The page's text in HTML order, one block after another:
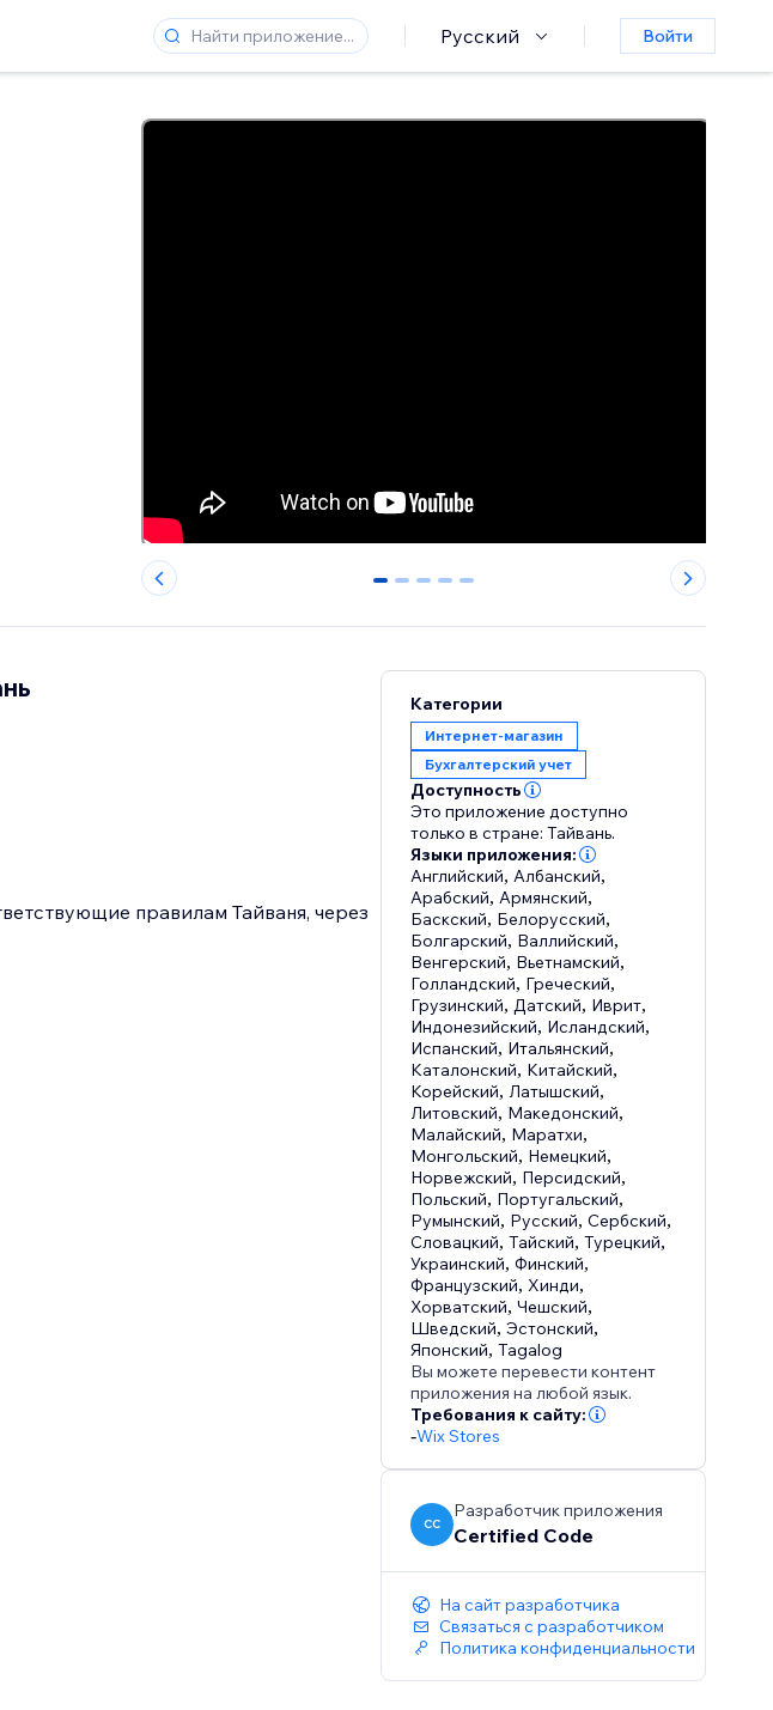
Русский Войти
0 1 2 3 4
правилам Тайваня, через
Категории
Интернет-магазин
Бухгалтерский учет
Доступность
Это приложение доступно
только в стране: Тайвань.
Языки приложения:
Английский, Албанский,
Арабский, Армянский,
Баскский, Белорусский,
Болгарский, Валлийский,
Венгерский, Вьетнамский,
Голландский, Греческий,
Грузинский, Датский, Иврит,
Индонезийский, Исландский,
Испанский, Итальянский,
Каталонский, Китайский,
Корейский, Латышский,
Литовский, Македонский,
Малайский, Маратхи,
Монгольский, Немецкий,
Норвежский, Персидский,
Польский, Португальский,
Румынский, Русский,Сербский,
Словацкий,Тайский,Турецкий,
Украинский,Финский,
Французский, Хинди,
Хорватский,Чешский,
Шведский,Эстонский,
Японский,Tagalog
Вы можете перевести контент
приложения на любой язык.
Требования к сайту:
-Wix Stores
CC
Разработчик приложения
Certified Code
На сайт разработчика
Связаться с разработчиком
Политика конфиденциальности